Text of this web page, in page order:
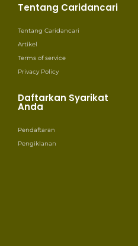
Tentang Caridancari
Tentang Caridancari
Artikel
Terms of service
Privacy Policy
Daftarkan Syarikat
Anda
Pendaftaran
Pengiklanan